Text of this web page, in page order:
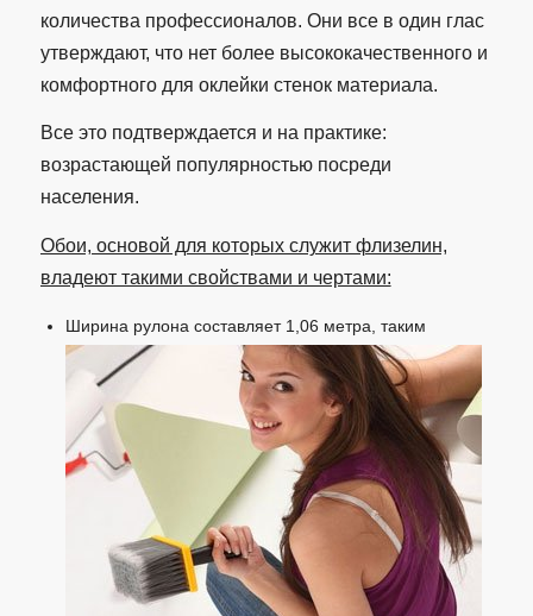
количества профессионалов. Они все в один глас
утверждают, что нет более высококачественного и
комфортного для оклейки стенок материала.
Все это подтверждается и на практике:
возрастающей популярностью посреди
населения.
Обои, основой для которых служит флизелин,
владеют такими свойствами и чертами:
Ширина рулона составляет 1,06 метра, таким